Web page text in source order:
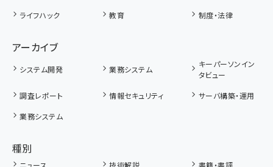
ライフハック
教育 制度・法律
アーカイブ
システム開発 業務システム
キーパーソンイン
タビュー
調査レポート
情報セキュリティ
サーバ構築・運用
業務システム
種別
ニュース 技術解説
書籍・書評